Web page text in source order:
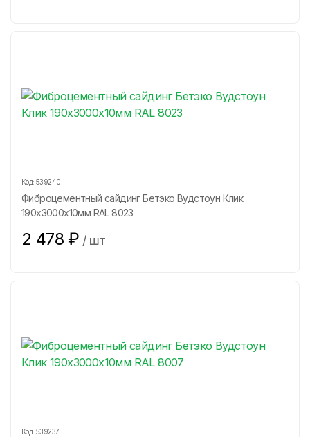
Код: 539240
Фиброцементный сайдинг Бетэко Вудстоун Клик
190х3000х10мм RAL 8023
2 478 ₽ / шт
Код: 539237